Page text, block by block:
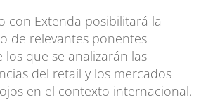
con Extenda posibilitará la
de relevantes ponentes
que se analizarán las
del retail y los mercados
en el contexto internacional.